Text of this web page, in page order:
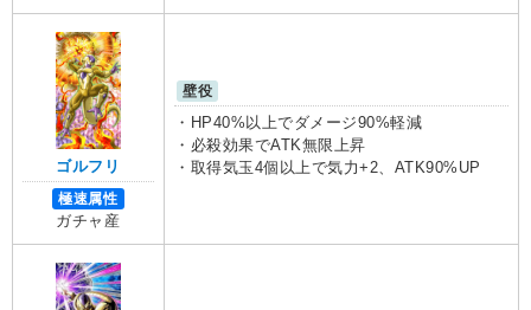
ゴルフリ
極速属性
ガチャ産
壁役
・HP40%以上でダメージ90%軽減
・必殺効果でATK無限上昇
・取得気玉4個以上で気力+2、ATK90%UP